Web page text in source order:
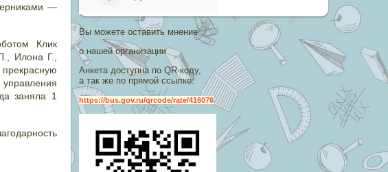
—
Клик
Илона Г.,
заняла 1
Вы можете оставить мнение
о нашей организации
Анкета доступна по QR-коду,
а так же по прямой ссылке:
https://bus.gov.ru/qrcode/rate/416076